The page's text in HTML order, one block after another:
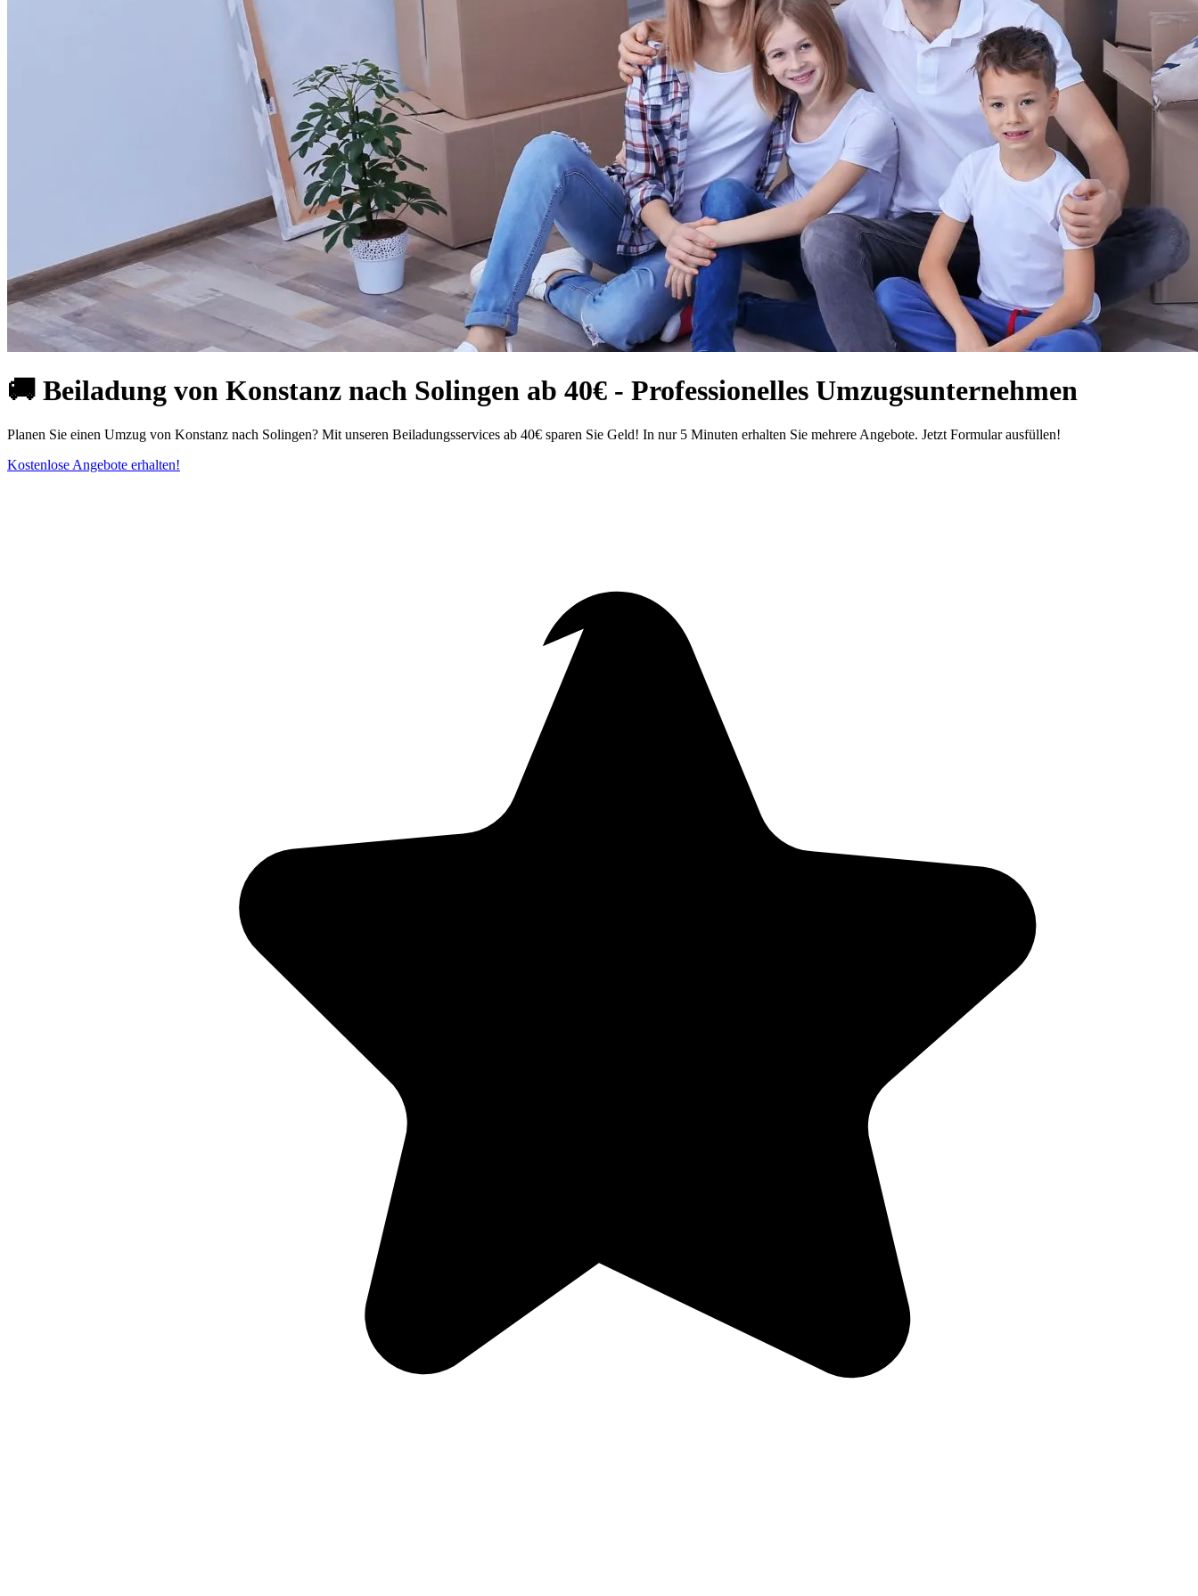
🚚 Beiladung von Konstanz nach Solingen ab 40€ - Professionelles Umzugsunternehmen
Planen Sie einen Umzug von Konstanz nach Solingen? Mit unseren Beiladungsservices ab 40€ sparen Sie Geld! In nur 5 Minuten erhalten Sie mehrere Angebote. Jetzt Formular ausfüllen!
Kostenlose Angebote erhalten!